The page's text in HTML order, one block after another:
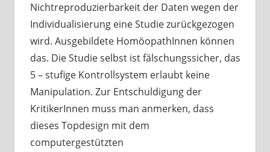
Nichtreproduzierbarkeit der Daten wegen der
Individualisierung eine Studie zurückgezogen
wird. Ausgebildete HomöopathInnen können
das. Die Studie selbst ist fälschungssicher, das
5 – stufige Kontrollsystem erlaubt keine
Manipulation. Zur Entschuldigung der
KritikerInnen muss man anmerken, dass
dieses Topdesign mit dem
computergestützten